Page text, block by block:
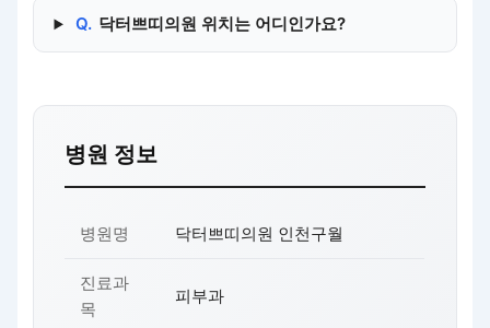
Q. 닥터쁘띠의원 위치는 어디인가요?
병원 정보
병원명 닥터쁘띠의원 인천구월
진료과
목
피부과